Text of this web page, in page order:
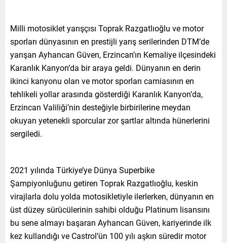
Milli motosiklet yarışçısı Toprak Razgatlıoğlu ve motor
sporları dünyasının en prestijli yarış serilerinden DTM’de
yarışan Ayhancan Güven, Erzincan’ın Kemaliye ilçesindeki
Karanlık Kanyon’da bir araya geldi. Dünyanın en derin
ikinci kanyonu olan ve motor sporları camiasının en
tehlikeli yollar arasında gösterdiği Karanlık Kanyon’da,
Erzincan Valiliği’nin desteğiyle birbirilerine meydan
okuyan yetenekli sporcular zor şartlar altında hünerlerini
sergiledi.
2021 yılında Türkiye’ye Dünya Superbike
Şampiyonluğunu getiren Toprak Razgatlıoğlu, keskin
virajlarla dolu yolda motosikletiyle ilerlerken, dünyanın en
üst düzey sürücülerinin sahibi olduğu Platinum lisansını
bu sene almayı başaran Ayhancan Güven, kariyerinde ilk
kez kullandığı ve Castrol’ün 100 yılı aşkın süredir motor